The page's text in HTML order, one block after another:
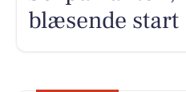
blæsende start